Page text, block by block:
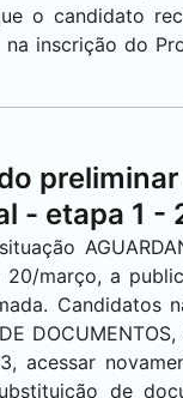
o candidato
inscrição do
- etapa 1 -
20/março, a
Candidatos
acessar
de